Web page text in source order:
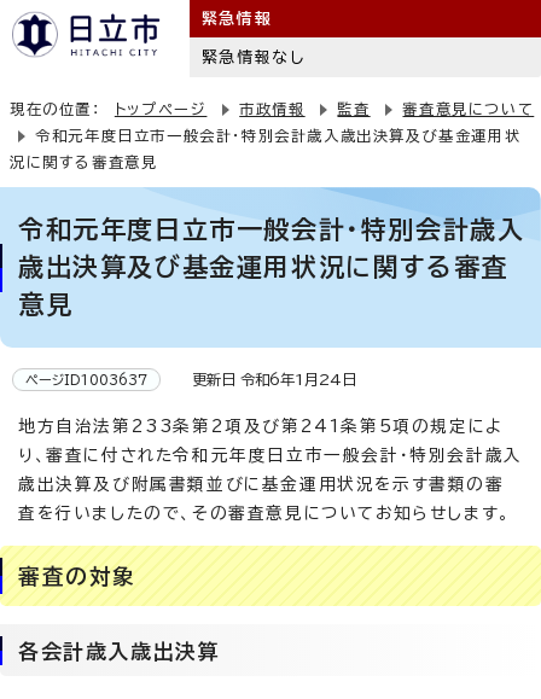
緊急情報
緊急情報なし
現在の位置： トップページ 市政情報 監査
審査意見について
令和元年度日立市一般会計・特別会計歳入歳出決算及び基金運用状
況に関する審査意見
令和元年度日立市一般会計・特別会計歳入
歳出決算及び基金運用状況に関する審査
意見
ページID1003637 更新日 令和6年1月24日
地方自治法第233条第2項及び第241条第5項の規定によ
り、審査に付された令和元年度日立市一般会計・特別会計歳入
歳出決算及び附属書類並びに基金運用状況を示す書類の審
査を行いましたので、その審査意見についてお知らせします。
審査の対象
各会計歳入歳出決算